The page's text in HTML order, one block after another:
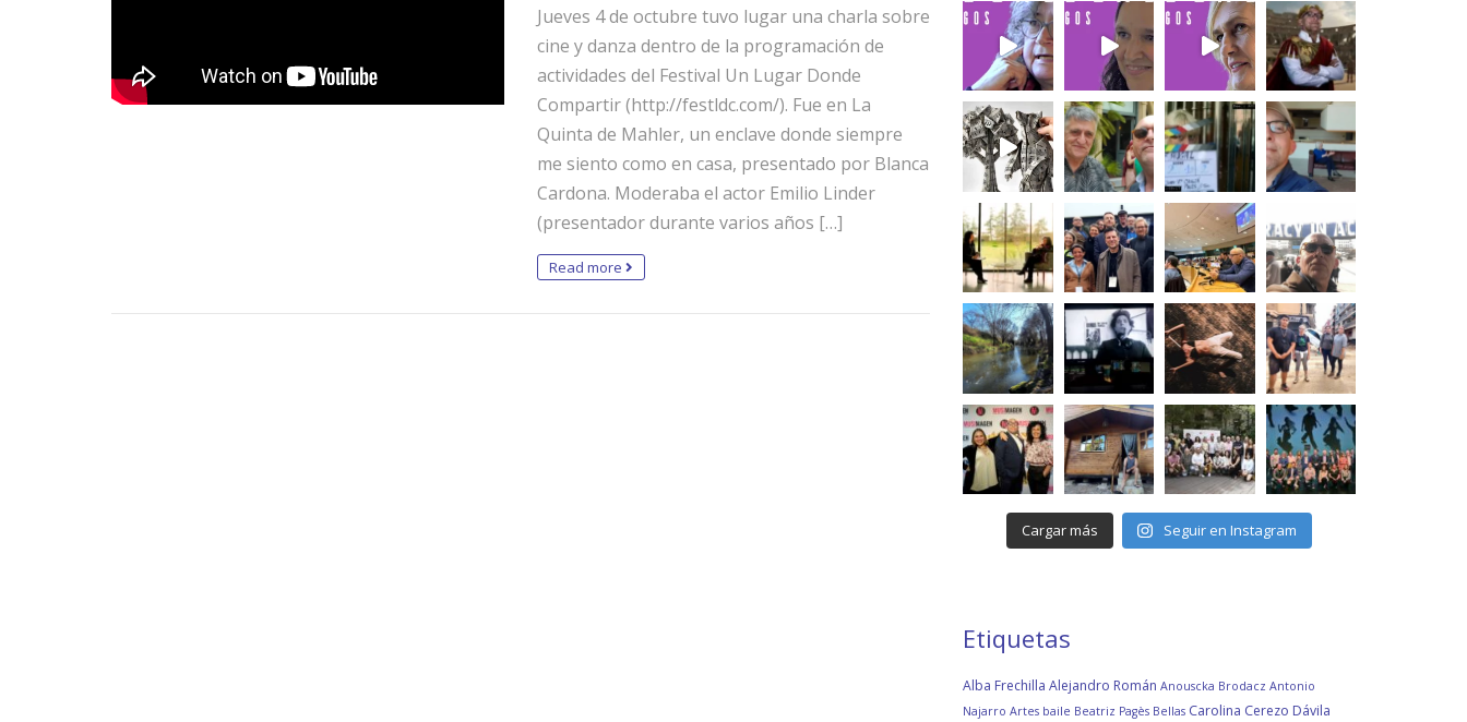
Jueves 4 de octubre tuvo lugar una charla sobre
cine y danza dentro de la programación de
actividades del Festival Un Lugar Donde
Compartir (http://festldc.com/). Fue en La
Quinta de Mahler, un enclave donde siempre
me siento como en casa, presentado por Blanca
Cardona. Moderaba el actor Emilio Linder
(presentador durante varios años […]
Read more
Cargar más Seguir en Instagram
Etiquetas
Alba Frechilla Alejandro Román Anouscka Brodacz Antonio
Najarro Artes baile Beatriz Pagès Bellas Carolina Cerezo Dávila